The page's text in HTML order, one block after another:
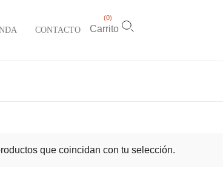
CONTACTO Carrito
(0)
que coincidan con tu selección.